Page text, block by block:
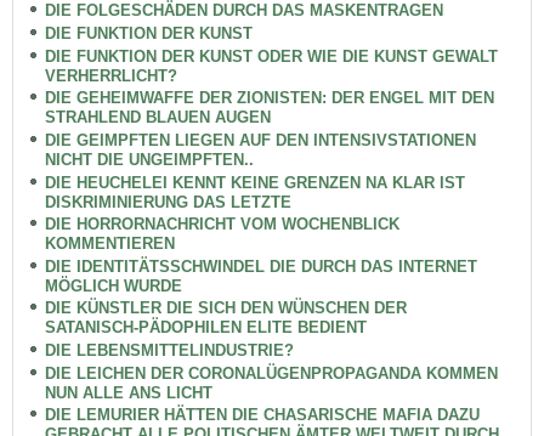
DIE FOLGESCHÄDEN DURCH DAS MASKENTRAGEN
DIE FUNKTION DER KUNST
DIE FUNKTION DER KUNST ODER WIE DIE KUNST GEWALT
VERHERRLICHT?
DIE GEHEIMWAFFE DER ZIONISTEN: DER ENGEL MIT DEN
STRAHLEND BLAUEN AUGEN
DIE GEIMPFTEN LIEGEN AUF DEN INTENSIVSTATIONEN
NICHT DIE UNGEIMPFTEN..
DIE HEUCHELEI KENNT KEINE GRENZEN NA KLAR IST
DISKRIMINIERUNG DAS LETZTE
DIE HORRORNACHRICHT VOM WOCHENBLICK
KOMMENTIEREN
DIE IDENTITÄTSSCHWINDEL DIE DURCH DAS INTERNET
MÖGLICH WURDE
DIE KÜNSTLER DIE SICH DEN WÜNSCHEN DER
SATANISCH-PÄDOPHILEN ELITE BEDIENT
DIE LEBENSMITTELINDUSTRIE?
DIE LEICHEN DER CORONALÜGENPROPAGANDA KOMMEN
NUN ALLE ANS LICHT
DIE LEMURIER HÄTTEN DIE CHASARISCHE MAFIA DAZU